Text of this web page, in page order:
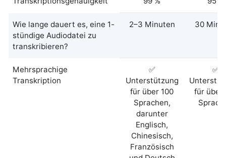
Wie lange dauert es, eine 1-
stündige Audiodatei zu
transkribieren?
2–3 Minuten 30
Mehrsprachige
Transkription
✅
Unterstützung
für über 100
Sprachen,
darunter
Englisch,
Chinesisch,
Französisch
✅
für über